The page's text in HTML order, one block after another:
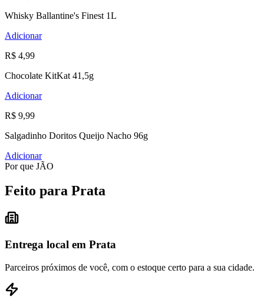
Whisky Ballantine's Finest 1L
Adicionar
R$ 4,99
Chocolate KitKat 41,5g
Adicionar
R$ 9,99
Salgadinho Doritos Queijo Nacho 96g
Adicionar
Por que JÃO
Feito para Prata
Entrega local em Prata
Parceiros próximos de você, com o estoque certo para a sua cidade.